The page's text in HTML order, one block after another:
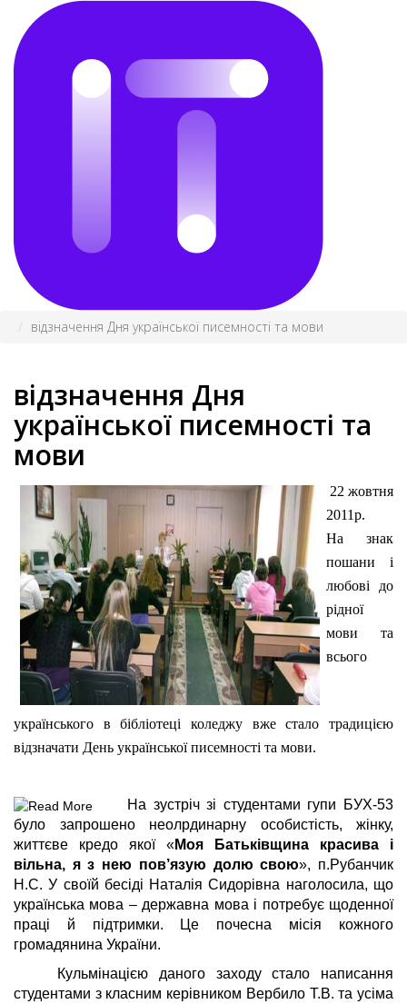
відзначення Дня української писемності та мови
відзначення Дня
української писемності та
мови
22 жовтня
2011р.
На знак
пошани і
любові до
рідної
мови та
всього
українського в бібліотеці коледжу вже стало традицією
відзначати День української писемності та мови.
На зустріч зі студентами гупи БУХ-53
було запрошено неолрдинарну особистість, жінку,
життєве кредо якої «Моя Батьківщина красива і
вільна, я з нею пов’язую долю свою», п.Рубанчик
Н.С. У своїй бесіді Наталія Сидорівна наголосила, що
українська мова – державна мова і потребує щоденної
праці й підтримки. Це почесна місія кожного
громадянина України.
Кульмінацією даного заходу стало написання
студентами з класним керівником Вербило Т.В. та усіма